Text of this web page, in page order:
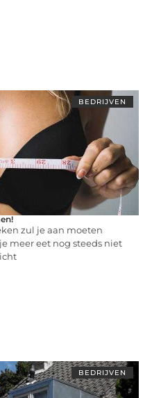
BEDRIJVEN
zul je aan moeten
meer eet nog steeds niet
BEDRIJVEN